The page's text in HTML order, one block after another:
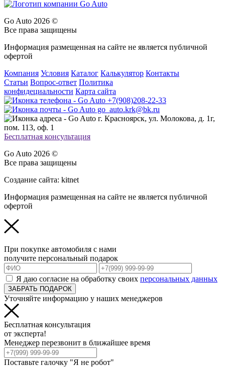
Go Auto 2026 ©
Все права защищены
Информация размещенная на сайте не является публичной
офертой
Компания Условия Каталог Калькулятор Контакты
Статьи Вопрос-ответ Политика
конфидециальности Карта сайта
+7(908)208-22-33
go_auto.krk@bk.ru
г. Красноярск, ул. Молокова, д. 1г,
пом. 113, оф. 1
Бесплатная консультация
Go Auto 2026 ©
Все права защищены
Создание сайта: kitnet
Информация размещенная на сайте не является публичной
офертой
При покупке автомобиля с нами
получите персональный подарок
Я даю согласие на обработку своих персональных данных
ЗАБРАТЬ ПОДАРОК
Уточняйте информацию у наших менеджеров
Бесплатная консультация
от эксперта!
Менеджер перезвонит в ближайшее время
Поставьте галочку "Я не робот"